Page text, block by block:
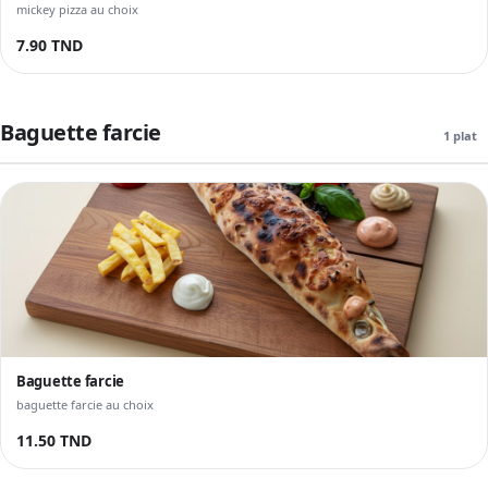
mickey pizza au choix
7.90 TND
Baguette farcie 1 plat
Baguette farcie
baguette farcie au choix
11.50 TND